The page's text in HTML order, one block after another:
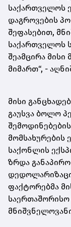
საქართველოს
დაგროვების
შეფასებით,
საქართველოს
შეამცირა
მიმართ“, -
მისი
გაუსვა ბოლო
მომსახურების
საქონლის
ზრდა
ფაქტორებმა